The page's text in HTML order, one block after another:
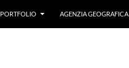
PORTFOLIO AGENZIA GEOGRAFICA